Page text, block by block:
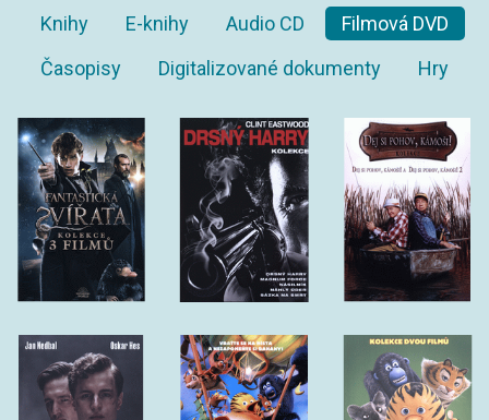
Knihy E-knihy Audio CD
Filmová DVD
Časopisy
Digitalizované dokumenty Hry